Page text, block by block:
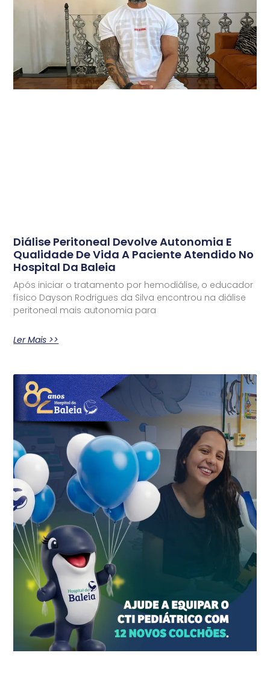
Diálise Peritoneal Devolve Autonomia E
Qualidade De Vida A Paciente Atendido No
Hospital Da Baleia
Após iniciar o tratamento por hemodiálise, o educador
físico Dayson Rodrigues da Silva encontrou na diálise
peritoneal mais autonomia para
Ler Mais >>